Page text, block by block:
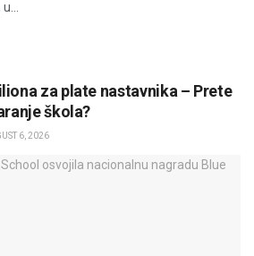
za plate nastavnika – Prete
škola?
6, 2026